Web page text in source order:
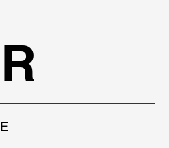
BUCHEN